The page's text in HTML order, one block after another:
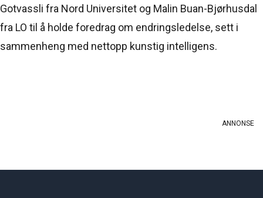
Gotvassli fra Nord Universitet og Malin Buan-Bjørhusdal
fra LO til å holde foredrag om endringsledelse, sett i
sammenheng med nettopp kunstig intelligens.